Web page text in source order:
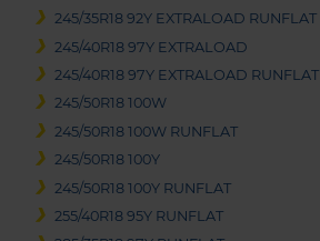
245/35R18 92Y EXTRALOAD RUNFLAT
245/40R18 97Y EXTRALOAD
245/40R18 97Y EXTRALOAD RUNFLAT
245/50R18 100W
245/50R18 100W RUNFLAT
245/50R18 100Y
245/50R18 100Y RUNFLAT
255/40R18 95Y RUNFLAT